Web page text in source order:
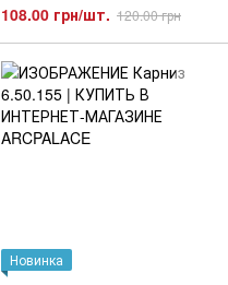
108.00 грн/шт. 120.00 грн
Новинка